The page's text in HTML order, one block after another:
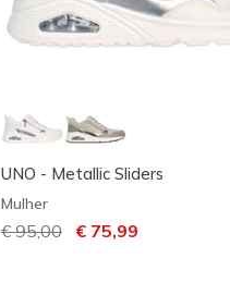
UNO - Metallic Sliders
Mulher
Preço com desconto de
€ 95,00 para
€ 75,99